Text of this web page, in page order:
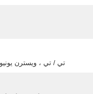
تي / تي ، ويسترن